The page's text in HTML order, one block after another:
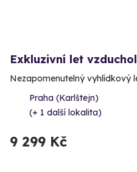
Exkluzivní let
Nezapomenutelný vyhlídkový
Praha (Karlštejn)
(+ 1 další lokalita)
9 299 Kč